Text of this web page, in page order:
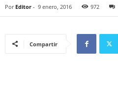
Por Editor - 9 enero, 2016 972
Compartir